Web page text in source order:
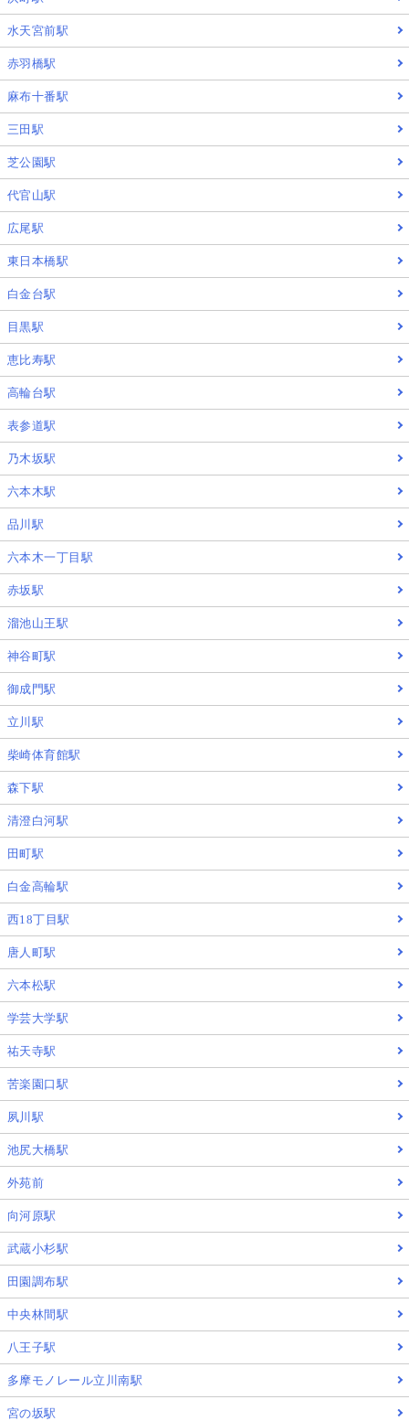
水天宮前駅
赤羽橋駅
麻布十番駅
三田駅
芝公園駅
代官山駅
広尾駅
東日本橋駅
白金台駅
目黒駅
恵比寿駅
高輪台駅
表参道駅
乃木坂駅
六本木駅
品川駅
六本木一丁目駅
赤坂駅
溜池山王駅
神谷町駅
御成門駅
立川駅
柴崎体育館駅
森下駅
清澄白河駅
田町駅
白金高輪駅
西18丁目駅
唐人町駅
六本松駅
学芸大学駅
祐天寺駅
苦楽園口駅
夙川駅
池尻大橋駅
外苑前
向河原駅
武蔵小杉駅
田園調布駅
中央林間駅
八王子駅
多摩モノレール立川南駅
宮の坂駅